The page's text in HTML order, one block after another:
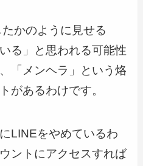
かのように見せる
る」と思われる可能性
「メンヘラ」という烙
があるわけです。
LINEをやめているわ
ントにアクセスすれば